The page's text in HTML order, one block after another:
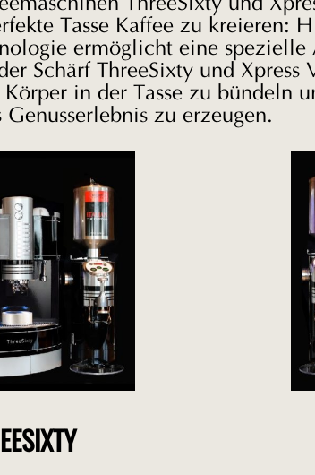
ThreeSixty und
Tasse Kaffee zu kreieren:
ermöglicht eine
Schärf ThreeSixty und
in der Tasse zu bündeln
zu erzeugen.